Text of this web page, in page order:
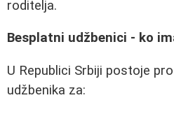
roditelja.
Besplatni udžbenici - ko
U Republici Srbiji postoje
udžbenika za: